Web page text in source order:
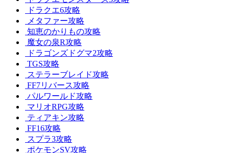
ドラクエ6攻略
メタファー攻略
知恵のかりもの攻略
魔女の泉R攻略
ドラゴンズドグマ2攻略
TGS攻略
ステラーブレイド攻略
FF7リバース攻略
パルワールド攻略
マリオRPG攻略
ティアキン攻略
FF16攻略
スプラ3攻略
ポケモンSV攻略